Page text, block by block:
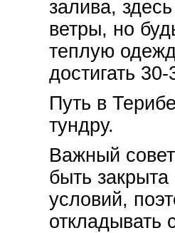
залива,
ветры, но
теплую
достигать
Путь в
тундру.
Важный
быть
условий,
откладывать